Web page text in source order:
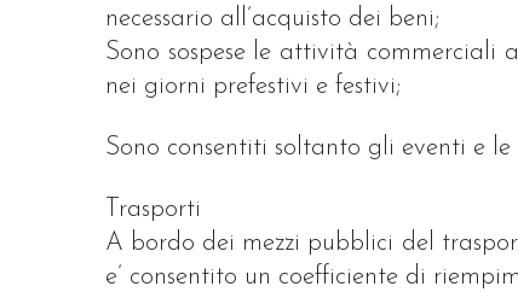
necessario all’acquisto dei beni;
Sono sospese le attività
nei giorni prefestivi e festivi;
Sono consentiti soltanto gli eventi e
Trasporti
A bordo dei mezzi pubblici del
e’ consentito un coefficiente di